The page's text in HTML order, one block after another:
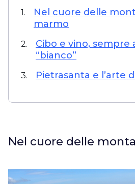
1.
Nel cuore delle
marmo
2.
Cibo e vino, sempre
“bianco”
3. Pietrasanta e l’arte
Nel cuore delle